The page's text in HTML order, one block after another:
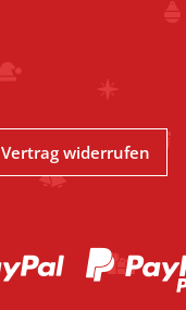
Vertrag widerrufen